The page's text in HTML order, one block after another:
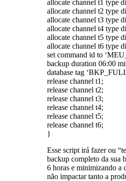
allocate channel t1 type
allocate channel t2 type
allocate channel t3 type
allocate channel t4 type
allocate channel t5 type
allocate channel t6 type
set command id to
backup duration 06:00
database tag
release channel t1;
release channel t2;
release channel t3;
release channel t4;
release channel t5;
release channel t6;
}
Esse script irá fazer ou
backup completo da sua
6 horas e minimizando a
não impactar tanto a